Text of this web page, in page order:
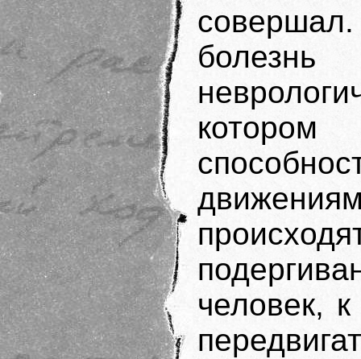
человек,